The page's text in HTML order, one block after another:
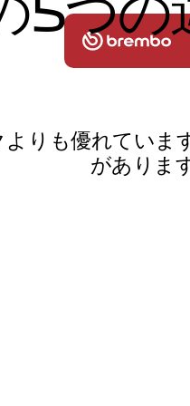
りも優れていま
がありま